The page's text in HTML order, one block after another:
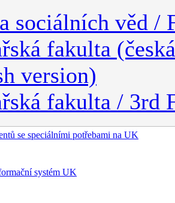
sociálních věd /
fakulta
version)
fakulta / 3rd
se speciálními potřebami na UK
systém UK